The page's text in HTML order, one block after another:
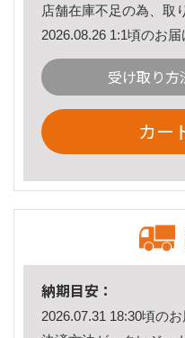
店舗在庫不足の為、取
2026.08.26 1:1頃のお届
受け取り方
カー
納期目安：
2026.07.31 18:30頃のお